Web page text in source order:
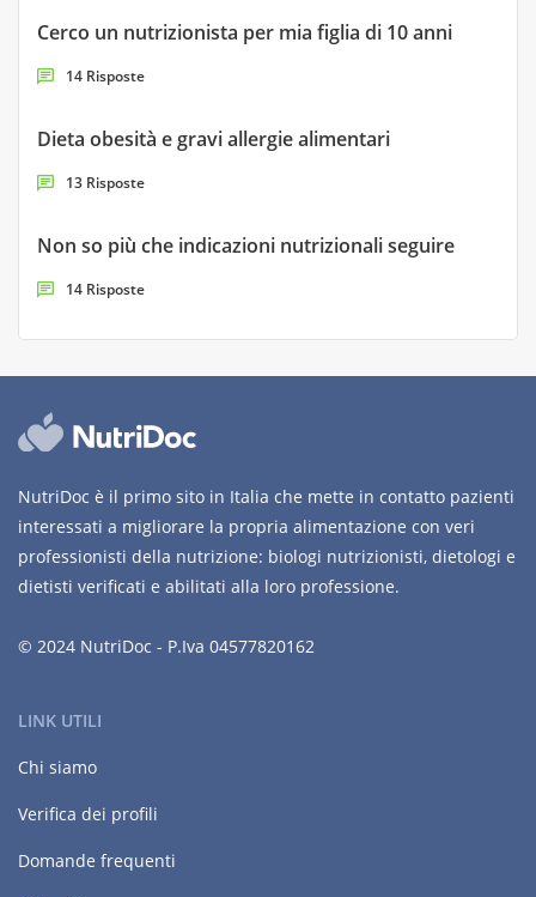
Cerco un nutrizionista per mia figlia di 10 anni
14 Risposte
Dieta obesità e gravi allergie alimentari
13 Risposte
Non so più che indicazioni nutrizionali seguire
14 Risposte
NutriDoc è il primo sito in Italia che mette in contatto pazienti
interessati a migliorare la propria alimentazione con veri
professionisti della nutrizione: biologi nutrizionisti, dietologi e
dietisti verificati e abilitati alla loro professione.
© 2024 NutriDoc - P.Iva 04577820162
LINK UTILI
Chi siamo
Verifica dei profili
Domande frequenti